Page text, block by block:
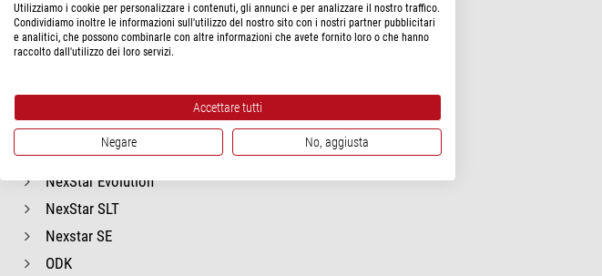
LightBridge Mini
Lightbridge Plus
Messier
MightyMak
Nano
NexStar Evolution
NexStar SLT
Nexstar SE
ODK
Utilizziamo i cookie per personalizzare i contenuti, gli annunci e per analizzare il nostro traffico.
Condividiamo inoltre le informazioni sull'utilizzo del nostro sito con i nostri partner pubblicitari
e analitici, che possono combinarle con altre informazioni che avete fornito loro o che hanno
raccolto dall'utilizzo dei loro servizi.
Accettare tutti
Negare No, aggiusta